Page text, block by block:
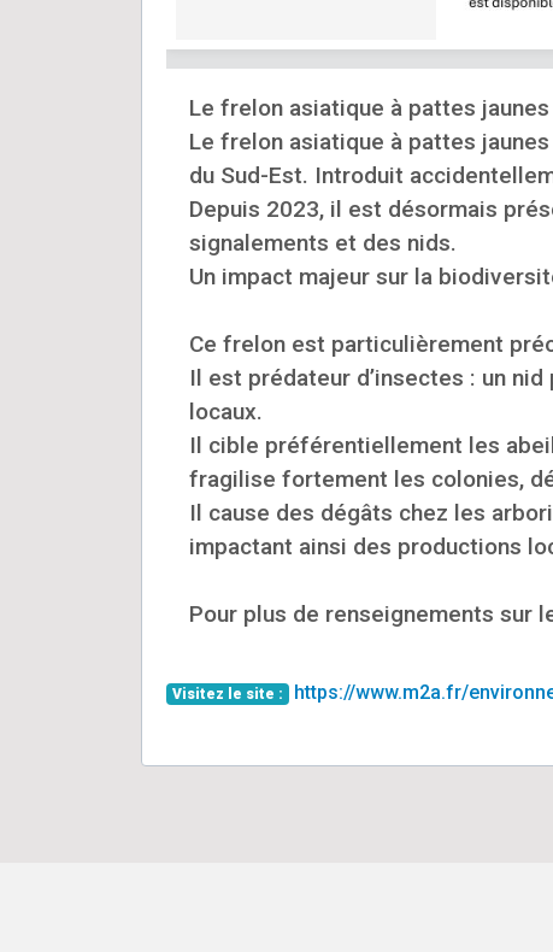
Le frelon asiatique à pattes
Le frelon asiatique à pattes
du Sud-Est. Introduit
Depuis 2023, il est désormais
signalements et des nids.
Un impact majeur sur la
Ce frelon est particulièrement
Il est prédateur d’insectes : un
locaux.
Il cible préférentiellement les
fragilise fortement les colonies,
Il cause des dégâts chez les
impactant ainsi des productions
Pour plus de renseignements sur
Visitez le site : https://www.m2a.fr/